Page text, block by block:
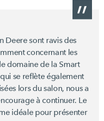
Deere sont ravis des
concernant les
domaine de la Smart
se reflète également
lors du salon, nous a
à continuer. Le
idéale pour présenter